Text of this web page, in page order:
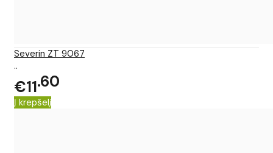
Severin ZT 9067
..
€11 60
Į krepšelį